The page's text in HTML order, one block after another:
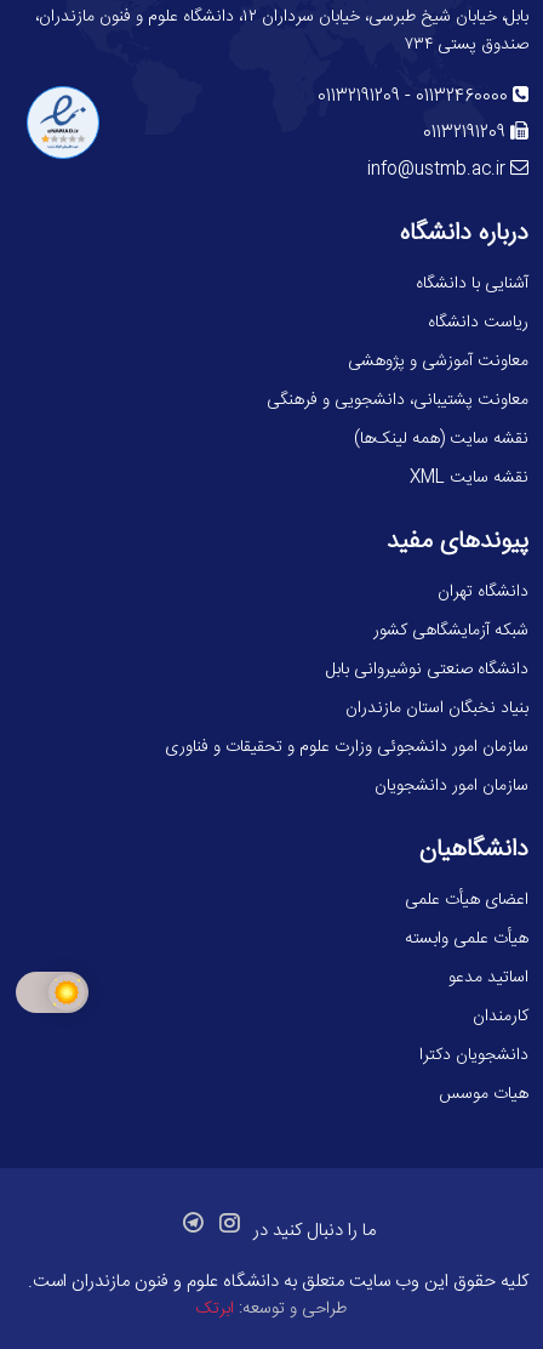
بابل، خیابان شیخ طبرسی، خیابان سرداران ۱۲، دانشگاه علوم و فنون مازندران،
صندوق پستی ۷۳۴
01132460000
-
01132191209
01132191209
info@ustmb.ac.ir
درباره دانشگاه
آشنایی با دانشگاه
ریاست دانشگاه
معاونت آموزشی و پژوهشی
معاونت پشتیبانی، دانشجویی و فرهنگی
نقشه سایت (همه لینک‌ها)
نقشه سایت XML
پیوندهای مفید
دانشگاه تهران
شبکه آزمایشگاهی کشور
دانشگاه صنعتی نوشیروانی بابل
بنیاد نخبگان استان مازندران
سازمان امور دانشجوئی وزارت علوم و تحقیقات و فناوری
سازمان امور دانشجویان
دانشگاهیان
اعضای هیأت علمی
هیأت علمی وابسته
اساتید مدعو
کارمندان
دانشجویان دکترا
هیات موسس
ما را دنبال کنید در
کلیه حقوق این وب سایت متعلق به دانشگاه علوم و فنون مازندران است.
طراحی و توسعه: ابرتک